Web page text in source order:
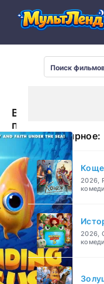
В
поисках
Иисуса
(2021)
Популярное:
2026,
2026,